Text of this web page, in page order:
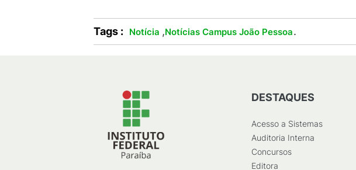
Tags : Notícia ,Notícias Campus João Pessoa.
DESTAQUES
Acesso a Sistemas
Auditoria Interna
Concursos
Editora